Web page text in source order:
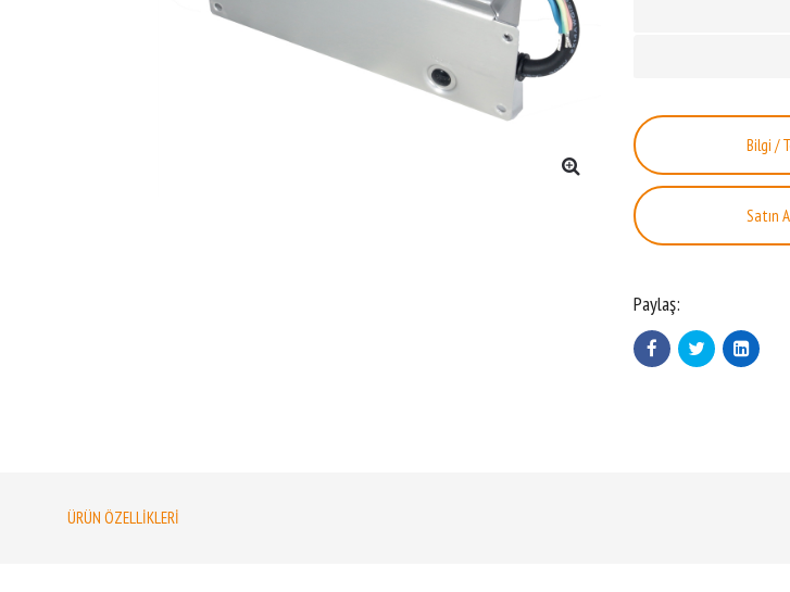
Bilgi /
Satın
Paylaş:
ÜRÜN ÖZELLIKLERI